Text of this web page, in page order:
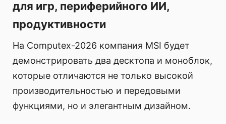
для игр, периферийного ИИ,
продуктивности
На Computex-2026 компания MSI будет
демонстрировать два десктопа и моноблок,
которые отличаются не только высокой
производительностью и передовыми
функциями, но и элегантным дизайном.